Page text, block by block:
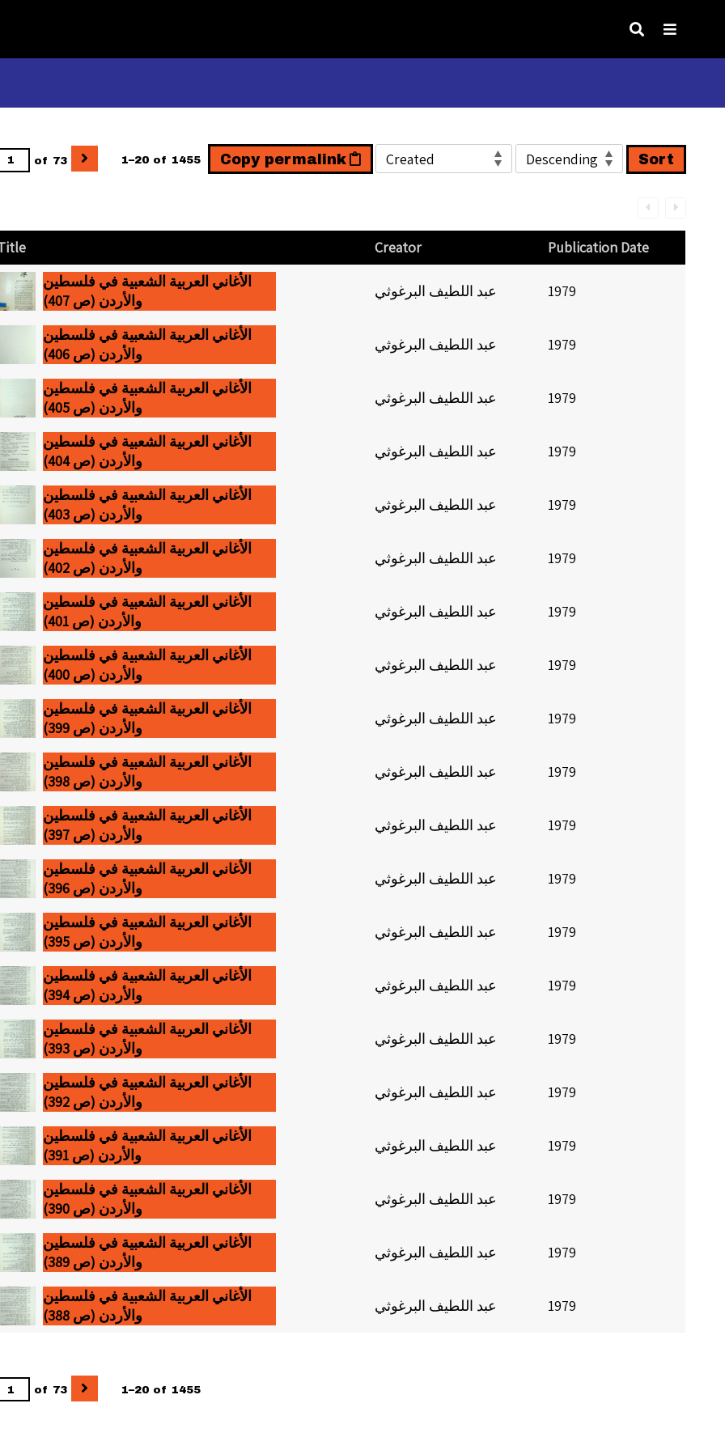
of 73 1–20 of 1455 Copy permalink Sort
Creator
Publication Date
الأغاني العربية الشعبية في فلسطين
والأردن (ص 407)
عبد اللطيف البرغوثي 1979
الأغاني العربية الشعبية في فلسطين
والأردن (ص 406)
عبد اللطيف البرغوثي 1979
الأغاني العربية الشعبية في فلسطين
والأردن (ص 405)
عبد اللطيف البرغوثي 1979
الأغاني العربية الشعبية في فلسطين
والأردن (ص 404)
عبد اللطيف البرغوثي 1979
الأغاني العربية الشعبية في فلسطين
والأردن (ص 403)
عبد اللطيف البرغوثي 1979
الأغاني العربية الشعبية في فلسطين
والأردن (ص 402)
عبد اللطيف البرغوثي 1979
الأغاني العربية الشعبية في فلسطين
والأردن (ص 401)
عبد اللطيف البرغوثي 1979
الأغاني العربية الشعبية في فلسطين
والأردن (ص 400)
عبد اللطيف البرغوثي 1979
الأغاني العربية الشعبية في فلسطين
والأردن (ص 399)
عبد اللطيف البرغوثي 1979
الأغاني العربية الشعبية في فلسطين
والأردن (ص 398)
عبد اللطيف البرغوثي 1979
الأغاني العربية الشعبية في فلسطين
والأردن (ص 397)
عبد اللطيف البرغوثي 1979
الأغاني العربية الشعبية في فلسطين
والأردن (ص 396)
عبد اللطيف البرغوثي 1979
الأغاني العربية الشعبية في فلسطين
والأردن (ص 395)
عبد اللطيف البرغوثي 1979
الأغاني العربية الشعبية في فلسطين
والأردن (ص 394)
عبد اللطيف البرغوثي 1979
الأغاني العربية الشعبية في فلسطين
والأردن (ص 393)
عبد اللطيف البرغوثي 1979
الأغاني العربية الشعبية في فلسطين
والأردن (ص 392)
عبد اللطيف البرغوثي 1979
الأغاني العربية الشعبية في فلسطين
والأردن (ص 391)
عبد اللطيف البرغوثي 1979
الأغاني العربية الشعبية في فلسطين
والأردن (ص 390)
عبد اللطيف البرغوثي 1979
الأغاني العربية الشعبية في فلسطين
والأردن (ص 389)
عبد اللطيف البرغوثي 1979
الأغاني العربية الشعبية في فلسطين
والأردن (ص 388)
عبد اللطيف البرغوثي 1979
of 73 1–20 of 1455